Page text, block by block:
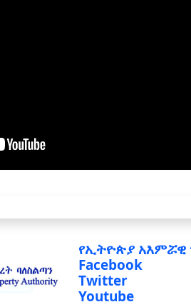
የኢትዮጵያ አእምሯዊ
Facebook
Twitter
Youtube